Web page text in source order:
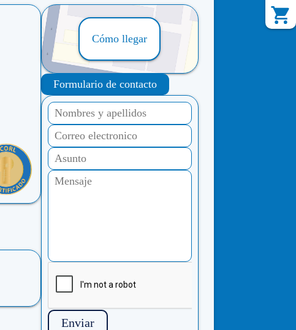
Cómo llegar
Formulario de contacto
Enviar